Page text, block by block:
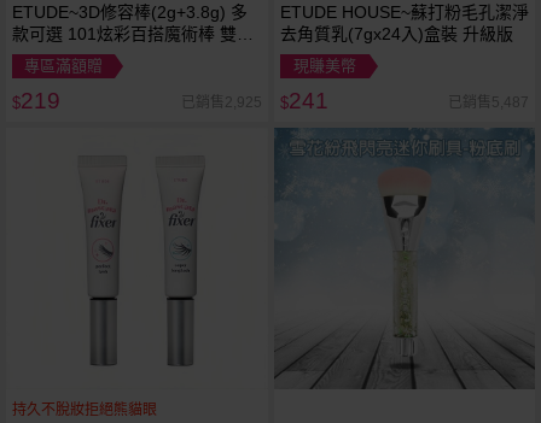
ETUDE~3D修容棒(2g+3.8g) 多
款可選 101炫彩百搭魔術棒 雙效
輪廓修飾
專區滿額贈
$219 已銷售2,925
ETUDE HOUSE~蘇打粉毛孔潔淨
去角質乳(7gx24入)盒裝 升級版
現賺美幣
$241 已銷售5,487
持久不脫妝拒絕熊貓眼